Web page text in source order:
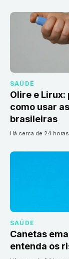
SAÚDE
Olire e
como usar
brasileiras
há cerca de 24 horas
SAÚDE
Canetas
entenda os